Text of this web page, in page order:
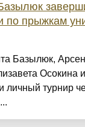
по прыжкам
Базылюк,
Осокина
личный турнир